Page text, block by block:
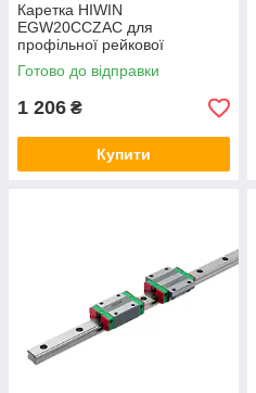
Каретка HIWIN
EGW20CCZAC для
профільної рейкової
напрямної
Готово до відправки
1 206 ₴
Купити